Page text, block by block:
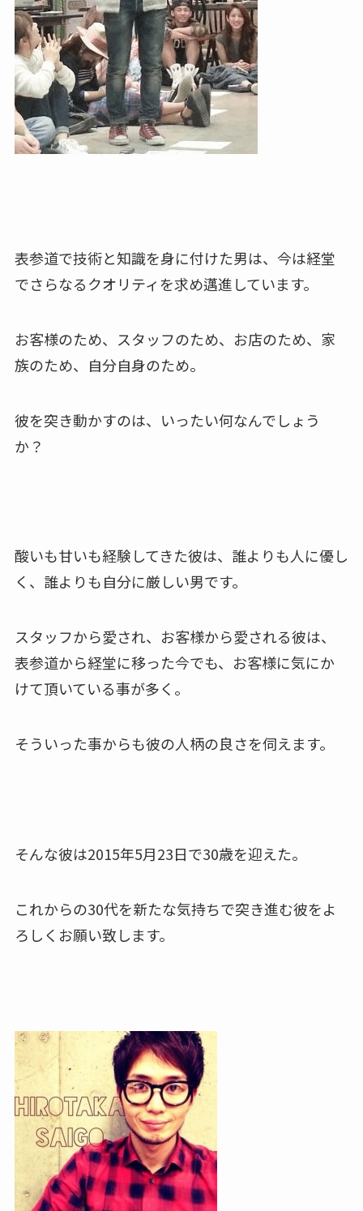
表参道で技術と知識を身に付けた男は、今は経堂
でさらなるクオリティを求め邁進しています。
お客様のため、スタッフのため、お店のため、家
族のため、自分自身のため。
彼を突き動かすのは、いったい何なんでしょう
か？
酸いも甘いも経験してきた彼は、誰よりも人に優し
く、誰よりも自分に厳しい男です。
スタッフから愛され、お客様から愛される彼は、
表参道から経堂に移った今でも、お客様に気にか
けて頂いている事が多く。
そういった事からも彼の人柄の良さを伺えます。
そんな彼は2015年5月23日で30歳を迎えた。
これからの30代を新たな気持ちで突き進む彼をよ
ろしくお願い致します。